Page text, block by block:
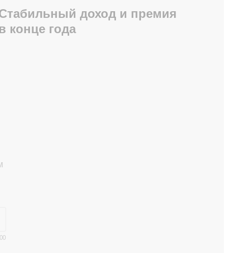
доход и премия
конце года